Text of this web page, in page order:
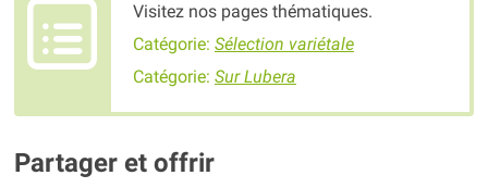
Visitez nos pages thématiques.
Catégorie: Sélection variétale
Catégorie: Sur Lubera
Partager et offrir